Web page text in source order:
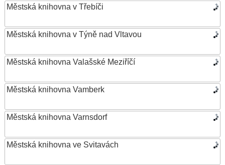
Městská knihovna v Třebíči
Městská knihovna v Týně nad Vltavou
Městská knihovna Valašské Meziříčí
Městská knihovna Vamberk
Městská knihovna Varnsdorf
Městská knihovna ve Svitavách